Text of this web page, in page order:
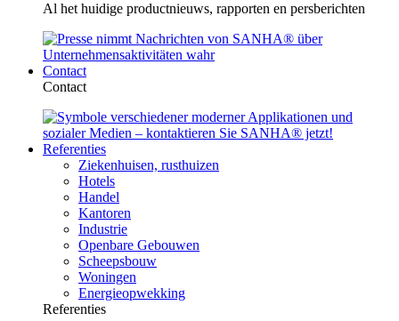
Al het huidige productnieuws, rapporten en persberichten
Contact
Contact
Referenties
Ziekenhuisen, rusthuizen
Hotels
Handel
Kantoren
Industrie
Openbare Gebouwen
Scheepsbouw
Woningen
Energieopwekking
Referenties